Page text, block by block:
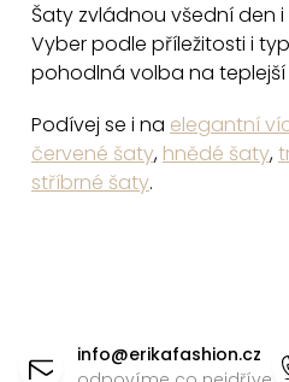
p
i
s
u
Šaty zvládnou všední den
Vyber podle příležitosti i
pohodlná volba na teplejší
Podívej se i na elegantní
červené šaty, hnědé šaty,
stříbrné šaty.
info@erikafashion.cz